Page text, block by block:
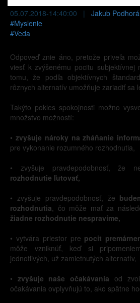
05.07.2018-14:40:00 | Jakub
#Myslenie
#Veda
Odpoveď znie áno, pretože priveľa
viesť k zvýšenému pocitu subjektívnej
tomu, že podľa objektívnych
rôznych alternatív umožňuje zariadiť sa
Takýto pokles spokojnosti možno
množstvo možností:
• zvyšuje nároky na zháňanie
pre vykonanie rozumného rozhodnutia,
• zvyšuje pravdepodobnosť, že
rozhodnutie ľutovať,
• zvyšuje pravdepodobnosť, že
rozhodnutia, čo môže mať za
žiadne rozhodnutie nespravíme,
• vytvára priestor pre pocit
môže vzniknúť, keď si
jednotlivých, už zamietnutých alternatív,
• zvyšuje naše očakávania od
očakávania ovplyvňujú to, ako spätne